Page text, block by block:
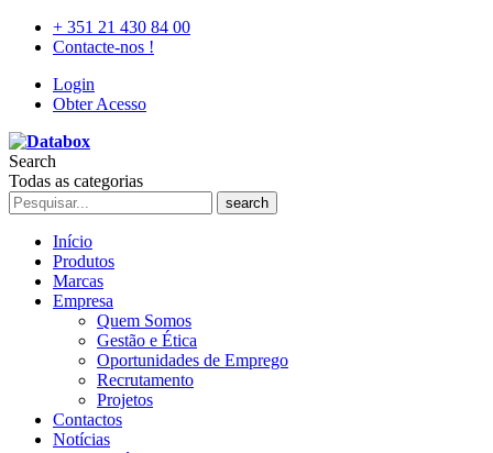
+ 351 21 430 84 00
Contacte-nos !
Login
Obter Acesso
Search
Todas as categorias
search
Início
Produtos
Marcas
Empresa
Quem Somos
Gestão e Ética
Oportunidades de Emprego
Recrutamento
Projetos
Contactos
Notícias